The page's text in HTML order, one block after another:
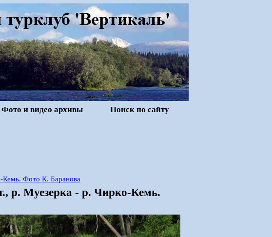
Фото и видео архивы Поиск по сайту
Кемь. Фото К. Баранова
р. Муезерка - р. Чирко-Кемь.